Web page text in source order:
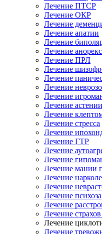
Лечение ПТСР
Лечение ОКР
Лечение
Лечение апатии
Лечение
Лечение
Лечение ПРЛ
Лечение
Лечение
Лечение
Лечение
Лечение астении
Лечение
Лечение стресса
Лечение
Лечение ГТР
Лечение
Лечение
Лечение мании
Лечение
Лечение
Лечение психоза
Лечение
Лечение
Лечение
Лечение